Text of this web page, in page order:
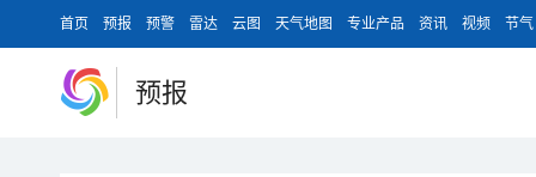
首页 预报 预警 雷达 云图 天气地图 专业产品 资讯 视频 节气
预报